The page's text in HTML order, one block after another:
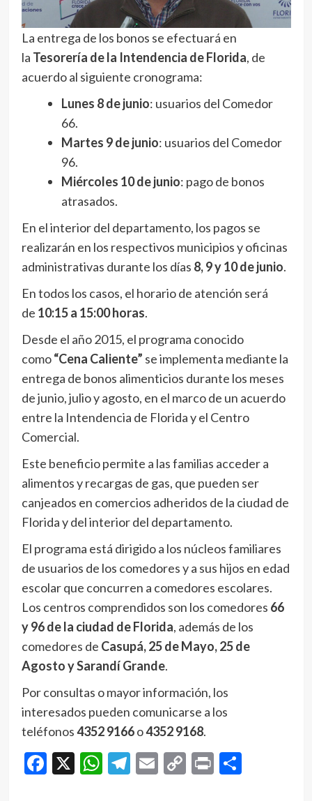
La entrega de los bonos se efectuará en
la Tesorería de la Intendencia de Florida, de
acuerdo al siguiente cronograma:
Lunes 8 de junio: usuarios del Comedor
66.
Martes 9 de junio: usuarios del Comedor
96.
Miércoles 10 de junio: pago de bonos
atrasados.
En el interior del departamento, los pagos se
realizarán en los respectivos municipios y oficinas
administrativas durante los días 8, 9 y 10 de junio.
En todos los casos, el horario de atención será
de 10:15 a 15:00 horas.
Desde el año 2015, el programa conocido
como“Cena Caliente” se implementa mediante la
entrega de bonos alimenticios durante los meses
de junio, julio y agosto, en el marco de un acuerdo
entre la Intendencia de Florida y el Centro
Comercial.
Este beneficio permite a las familias acceder a
alimentos y recargas de gas, que pueden ser
canjeados en comercios adheridos de la ciudad de
Florida y del interior del departamento.
El programa está dirigido a los núcleos familiares
de usuarios de los comedores y a sus hijos en edad
escolar que concurren a comedores escolares.
Los centros comprendidos son los comedores 66
y 96 de la ciudad de Florida, además de los
comedores de Casupá, 25 de Mayo, 25 de
Agosto y Sarandí Grande.
Por consultas o mayor información, los
interesados pueden comunicarse a los
teléfonos4352 9166o4352 9168.
Facebook
X WhatsApp
Telegram
EmailCopy
Print